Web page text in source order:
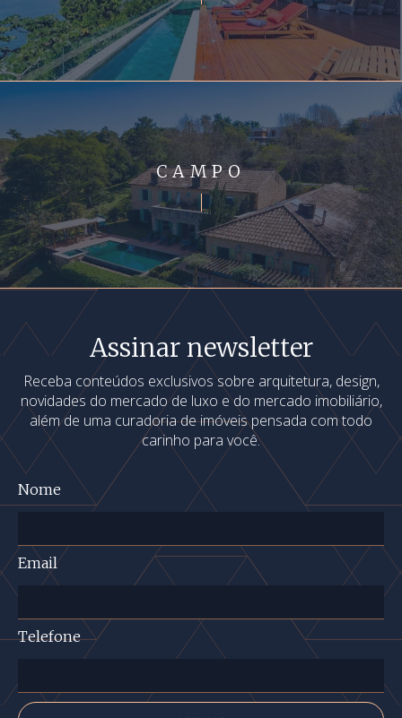
CAMPO
Assinar newsletter
Receba conteúdos exclusivos sobre arquitetura, design,
novidades do mercado de luxo e do mercado imobiliário,
além de uma curadoria de imóveis pensada com todo
carinho para você.
Nome
Email
Telefone